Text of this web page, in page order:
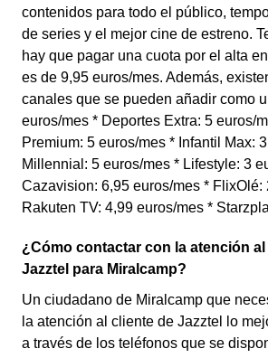
contenidos para todo el público,
de series y el mejor cine de estreno.
hay que pagar una cuota por el alta
es de 9,95 euros/mes. Además,
canales que se pueden añadir como
euros/mes * Deportes Extra: 5 euros/
Premium: 5 euros/mes * Infantil Max:
Millennial: 5 euros/mes * Lifestyle: 3
Cazavision: 6,95 euros/mes * FlixOlé:
Rakuten TV: 4,99 euros/mes *
¿Cómo contactar con la atención
Jazztel para Miralcamp?
Un ciudadano de Miralcamp que
la atención al cliente de Jazztel lo
a través de los teléfonos que se